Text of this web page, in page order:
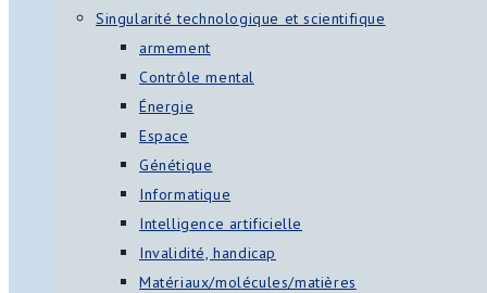
Singularité technologique et scientifique
armement
Contrôle mental
Énergie
Espace
Génétique
Informatique
Intelligence artificielle
Invalidité, handicap
Matériaux/molécules/matières